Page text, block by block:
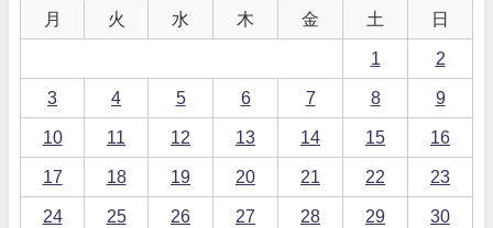
月 火 水 木 金 土 日
1 2
3 4 5 6 7 8 9
10 11 12 13 14 15 16
17 18 19 20 21 22 23
24 25 26 27 28 29
30